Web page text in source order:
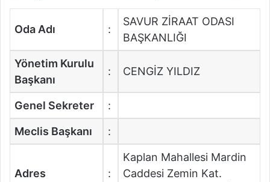
Oda Adı :
SAVUR ZİRAAT ODASI
BAŞKANLIĞI
Yönetim Kurulu
Başkanı
: CENGİZ YILDIZ
Genel Sekreter :
Meclis Başkanı :
Adres :
Kaplan Mahallesi Mardin
Caddesi Zemin Kat.